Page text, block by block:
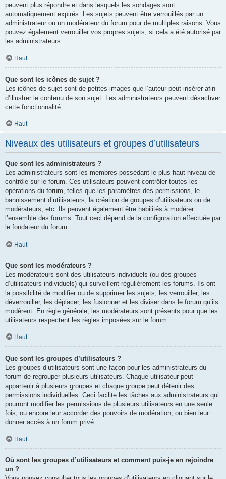
peuvent plus répondre et dans lesquels les sondages sont
automatiquement expirés. Les sujets peuvent être verrouillés par un
administrateur ou un modérateur du forum pour de multiples raisons. Vous
pouvez également verrouiller vos propres sujets, si cela a été autorisé par
les administrateurs.
Haut
Que sont les icônes de sujet ?
Les icônes de sujet sont de petites images que l’auteur peut insérer afin
d’illustrer le contenu de son sujet. Les administrateurs peuvent désactiver
cette fonctionnalité.
Haut
Niveaux des utilisateurs et groupes d’utilisateurs
Que sont les administrateurs ?
Les administrateurs sont les membres possédant le plus haut niveau de
contrôle sur le forum. Ces utilisateurs peuvent contrôler toutes les
opérations du forum, telles que les paramètres des permissions, le
bannissement d’utilisateurs, la création de groupes d’utilisateurs ou de
modérateurs, etc. Ils peuvent également être habilités à modérer
l’ensemble des forums. Tout ceci dépend de la configuration effectuée par
le fondateur du forum.
Haut
Que sont les modérateurs ?
Les modérateurs sont des utilisateurs individuels (ou des groupes
d’utilisateurs individuels) qui surveillent régulièrement les forums. Ils ont
la possibilité de modifier ou de supprimer les sujets, les verrouiller, les
déverrouiller, les déplacer, les fusionner et les diviser dans le forum qu’ils
modèrent. En règle générale, les modérateurs sont présents pour que les
utilisateurs respectent les règles imposées sur le forum.
Haut
Que sont les groupes d’utilisateurs ?
Les groupes d’utilisateurs sont une façon pour les administrateurs du
forum de regrouper plusieurs utilisateurs. Chaque utilisateur peut
appartenir à plusieurs groupes et chaque groupe peut détenir des
permissions individuelles. Ceci facilite les tâches aux administrateurs qui
pourront modifier les permissions de plusieurs utilisateurs en une seule
fois, ou encore leur accorder des pouvoirs de modération, ou bien leur
donner accès à un forum privé.
Haut
Où sont les groupes d’utilisateurs et comment puis-je en rejoindre
un ?